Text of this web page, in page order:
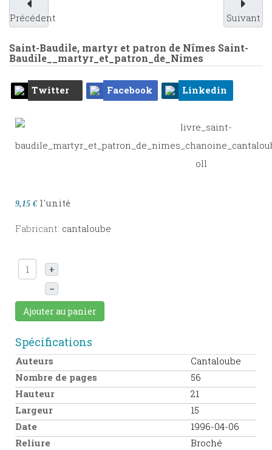
Précédent Suivant
Saint-Baudile, martyr et patron de Nîmes Saint-
Baudile__martyr_et_patron_de_Nimes
Twitter Facebook Linkedin
9,15 € l'unité
Fabricant: cantaloube
+
–
Ajouter au panier
Spécifications
Auteurs
Cantaloube
Nombre de pages
56
Hauteur
21
Largeur
15
Date
1996-04-06
Reliure
Broché